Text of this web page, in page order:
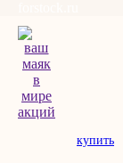
купить